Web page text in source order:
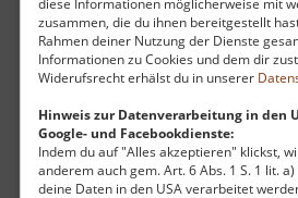
zusammen, die du ihnen bereitgestellt
Rahmen deiner Nutzung der Dienste
Informationen zu Cookies und dem dir
Widerufsrecht erhälst du in unserer
Hinweis zur Datenverarbeitung in den
Google- und Facebookdienste:
Indem du auf "Alles akzeptieren" klickst,
anderem auch gem. Art. 6 Abs. 1 S. 1 lit. a)
deine Daten in den USA verarbeitet
Erlebnisbad
Mittleres Erzgebirge
aktuell vom 07.06.2026 / Zugriffe: 4128
13 km vom aktuellen Standort